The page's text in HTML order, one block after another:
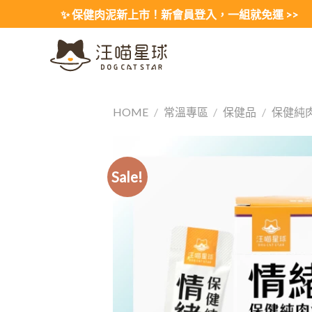
to
✨ 保健肉泥新上市！新會員登入，一組就免運 >>
HOME / 常溫專區 / 保健品 / 保健純
Sale!